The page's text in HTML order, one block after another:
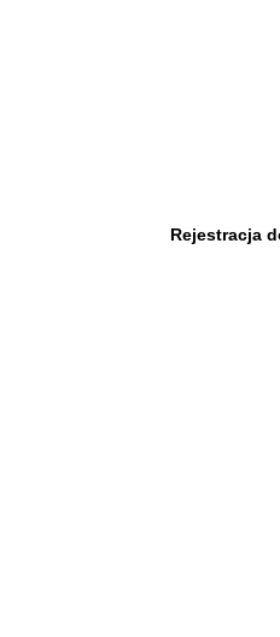
Rejestracja